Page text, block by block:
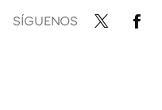
SÍGUENOS